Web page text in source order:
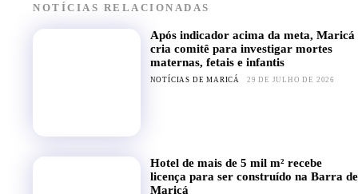
NOTÍCIAS RELACIONADAS
Após indicador acima da meta, Maricá
cria comitê para investigar mortes
maternas, fetais e infantis
NOTÍCIAS DE MARICÁ 29 DE JULHO DE 2026
Hotel de mais de 5 mil m² recebe
licença para ser construído na Barra de
Maricá